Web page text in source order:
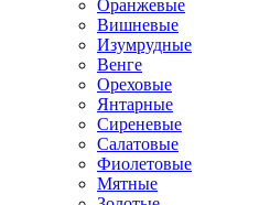
Оранжевые
Вишневые
Изумрудные
Венге
Ореховые
Янтарные
Сиреневые
Салатовые
Фиолетовые
Мятные